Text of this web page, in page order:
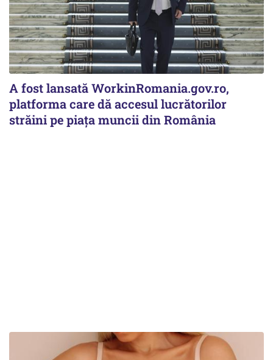
A fost lansată WorkinRomania.gov.ro,
platforma care dă accesul lucrătorilor
străini pe piața muncii din România